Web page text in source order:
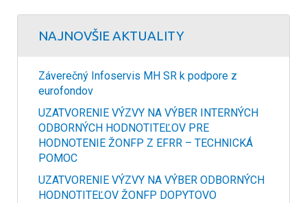
NAJNOVŠIE AKTUALITY
Záverečný Infoservis MH SR k podpore z
eurofondov
UZATVORENIE VÝZVY NA VÝBER INTERNÝCH
ODBORNÝCH HODNOTITEĽOV PRE
HODNOTENIE ŽONFP Z EFRR – TECHNICKÁ
POMOC
UZATVORENIE VÝZVY NA VÝBER ODBORNÝCH
HODNOTITEĽOV ŽONFP DOPYTOVO